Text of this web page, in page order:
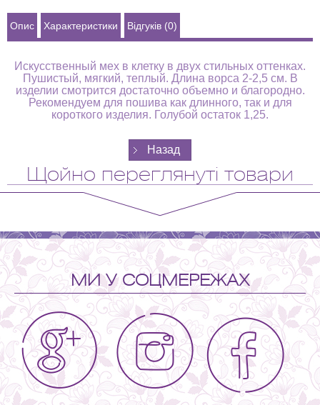
Опис Характеристики Відгуків (0)
Искусственный мех в клетку в двух стильных оттенках.
Пушистый, мягкий, теплый. Длина ворса 2-2,5 см. В
изделии смотрится достаточно объемно и благородно.
Рекомендуем для пошива как длинного, так и для
короткого изделия. Голубой остаток 1,25.
Щойно переглянуті товари
МИ У СОЦМЕРЕЖАХ